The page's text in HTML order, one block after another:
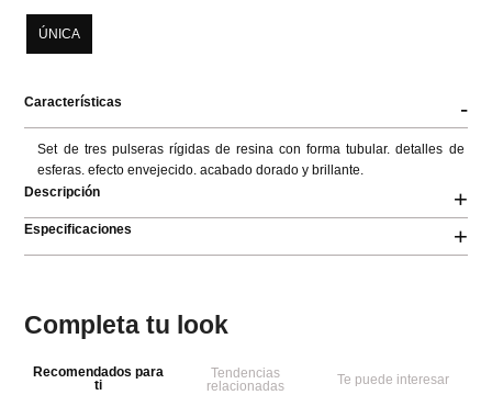
ÚNICA
Características -
Set de tres pulseras rígidas de resina con forma tubular. detalles de
esferas. efecto envejecido. acabado dorado y brillante.
Descripción
+
Especificaciones +
Completa tu look
Recomendados para
ti
Tendencias
relacionadas
Te puede interesar